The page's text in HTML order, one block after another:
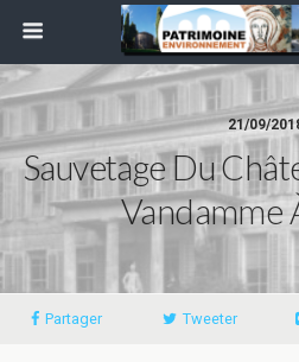
21/09/
Sauvetage Du
Vandamme
Partager Tweeter